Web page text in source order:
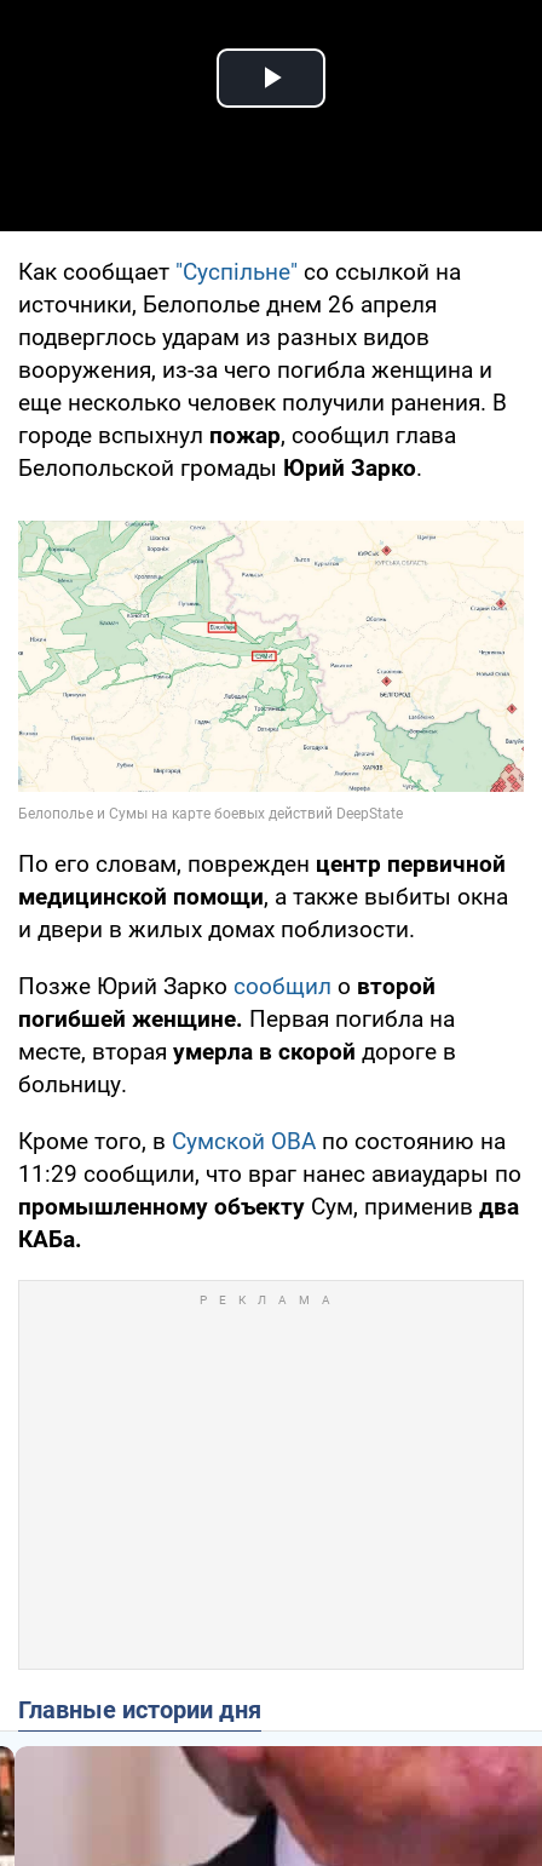
Play Video
Как сообщает "Суспільне" со ссылкой на
источники, Белополье днем 26 апреля
подверглось ударам из разных видов
вооружения, из-за чего погибла женщина и
еще несколько человек получили ранения. В
городе вспыхнул пожар, сообщил глава
Белопольской громады Юрий Зарко.
По его словам, поврежден центр первичной
медицинской помощи, а также выбиты окна
и двери в жилых домах поблизости.
Позже Юрий Зарко сообщил о второй
погибшей женщине. Первая погибла на
месте, вторая умерла в скорой дороге в
больницу.
Кроме того, в Сумской ОВА по состоянию на
11:29 сообщили, что враг нанес авиаудары по
промышленному объекту Сум, применив два
КАБа.
Главные истории дня